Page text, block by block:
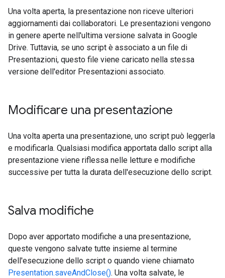
Una volta aperta, la presentazione non riceve ulteriori
aggiornamenti dai collaboratori. Le presentazioni vengono
in genere aperte nell'ultima versione salvata in Google
Drive. Tuttavia, se uno script è associato a un file di
Presentazioni, questo file viene caricato nella stessa
versione dell'editor Presentazioni associato.
Modificare una presentazione
Una volta aperta una presentazione, uno script può leggerla
e modificarla. Qualsiasi modifica apportata dallo script alla
presentazione viene riflessa nelle letture e modifiche
successive per tutta la durata dell'esecuzione dello script.
Salva modifiche
Dopo aver apportato modifiche a una presentazione,
queste vengono salvate tutte insieme al termine
dell'esecuzione dello script o quando viene chiamato
Presentation.saveAndClose(). Una volta salvate, le